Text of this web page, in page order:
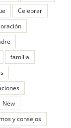
Celebrar
familia
New
y consejos